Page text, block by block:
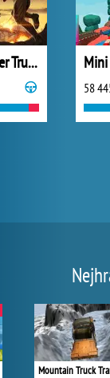
Zombie Monster Truck
58
Mountain Truck